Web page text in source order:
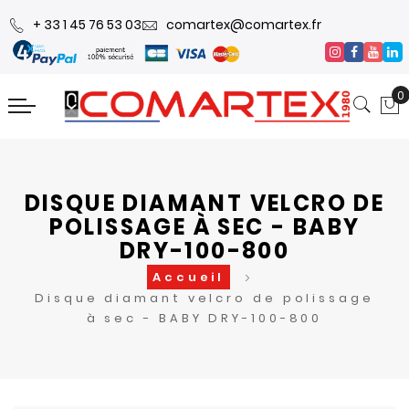
+ 33 1 45 76 53 03 comartex@comartex.fr
0
DISQUE DIAMANT VELCRO DE
POLISSAGE À SEC - BABY
DRY-100-800
Accueil
Disque diamant velcro de polissage
à sec - BABY DRY-100-800